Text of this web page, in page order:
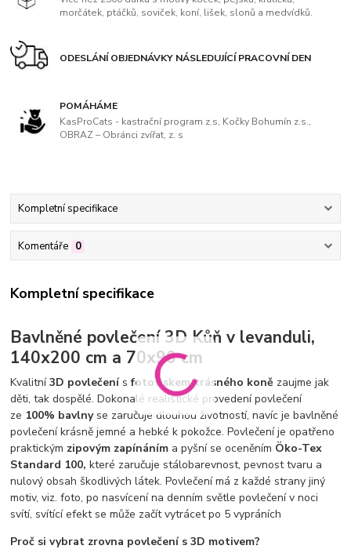
morčátek, ptáčků, soviček, koní, lišek, slonů a medvídků.
ODESLÁNÍ OBJEDNÁVKY NÁSLEDUJÍCÍ PRACOVNÍ DEN
POMÁHÁME
KasProCats - kastrační program z.s, Kočky Bohumín z.s.,
OBRAZ – Obránci zvířat, z. s
Kompletní specifikace
Komentáře 0
Kompletní specifikace
Bavlněné povlečení 3D Kůň v levanduli,
140x200 cm a 70x90 cm
Kvalitní3D povlečenís fototiskem krásného koně zaujme jak
děti, tak dospělé. Dokonalé realistické provedení povlečení
ze 100% bavlnyse zaručuje dlouhou životností, navíc je bavlněné
povlečení krásně jemné a hebké k pokožce. Povlečení je opatřeno
praktickým zipovým zapínáním a pyšní se oceněním Öko-Tex
Standard 100,které zaručuje stálobarevnost, pevnost tvaru a
nulový obsah škodlivých látek. Povlečení má z každé strany jiný
motiv, viz. foto, po nasvícení na denním světle povlečení v noci
svítí, svítící efekt se může začít vytrácet po 5 vypráních
Proč si vybrat zrovna povlečení s 3D motivem?